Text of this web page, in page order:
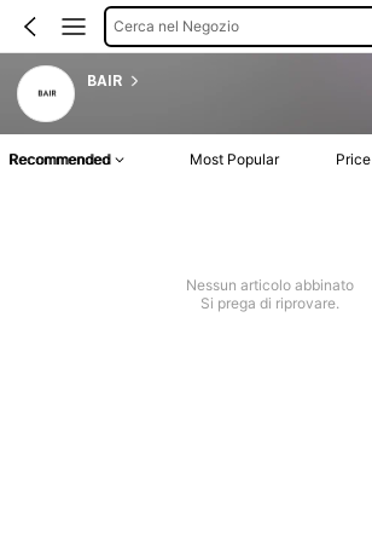
Cerca nel Negozio
BAIR
Recommended Most Popular Price
Nessun articolo abbinato
Si prega di riprovare.